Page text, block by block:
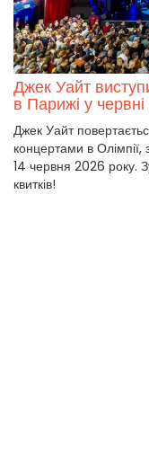
Джек Уайт
в Парижі у
Джек Уайт
концертами в
14 червня 2026 року.
квитків!